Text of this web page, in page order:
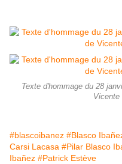
Texte d'hommage du 28
Vicente
#blascoibanez #Blasco
Carsi Lacasa #Pilar Blasco
Ibañez #Patrick Estève